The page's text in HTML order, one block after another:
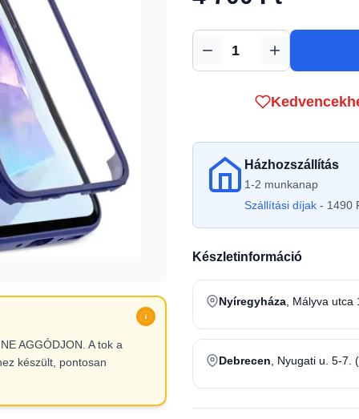
AGGÓDJON. A tok a
készült, pontosan
Mennyiség
Házhozszállítás
1-2 munkanap
Szállítási díjak - 1490
Készletinformáció
Nyíregyháza , Mályva utca
Debrecen , Nyugati u. 5-7.